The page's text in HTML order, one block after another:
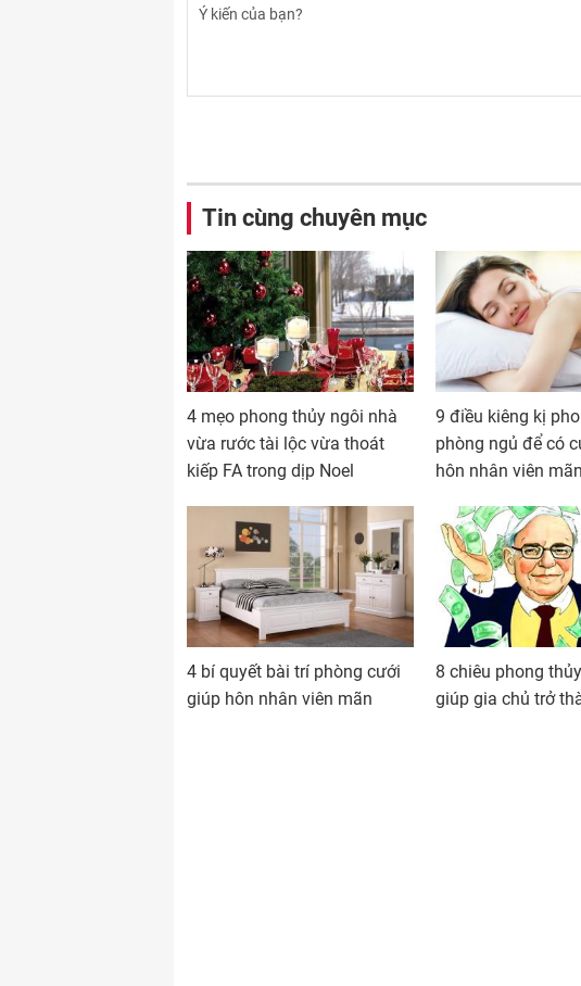
Tin cùng chuyên mục
4 mẹo phong thủy ngôi nhà
vừa rước tài lộc vừa thoát
kiếp FA trong dịp Noel
9 điều kiêng kị
phòng ngủ để có
hôn nhân viên mãn
4 bí quyết bài trí phòng cưới
giúp hôn nhân viên mãn
8 chiêu phong
giúp gia chủ trở